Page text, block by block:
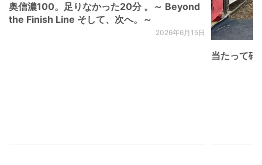
奥信濃100。足りなかった20分 。～ Beyond
the Finish Line そして、次へ。～
2026年6月15日
当たって砕